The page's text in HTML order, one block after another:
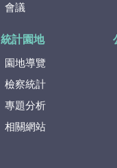
會議
統計園地
園地導覽
檢察統計
專題分析
相關網站